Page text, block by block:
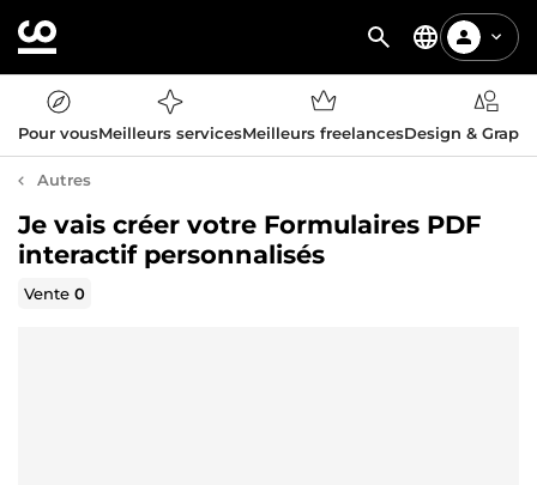
Pour vousMeilleurs servicesMeilleurs freelancesDesign &
Autres
Je vais créer votre Formulaires PDF
interactif personnalisés
Vente0